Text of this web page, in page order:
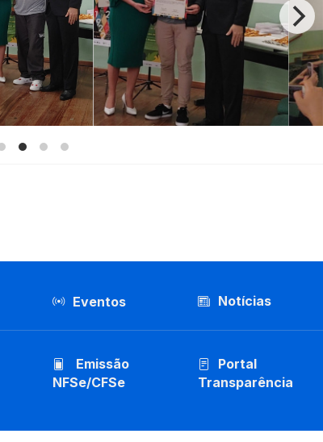
Eventos Notícias
Emissão
NFSe/CFSe
Portal
Transparência